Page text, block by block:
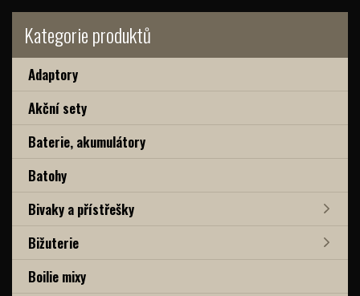
Kategorie produktů
Adaptory
Akční sety
Baterie, akumulátory
Batohy
Bivaky a přístřešky
Bižuterie
Boilie mixy